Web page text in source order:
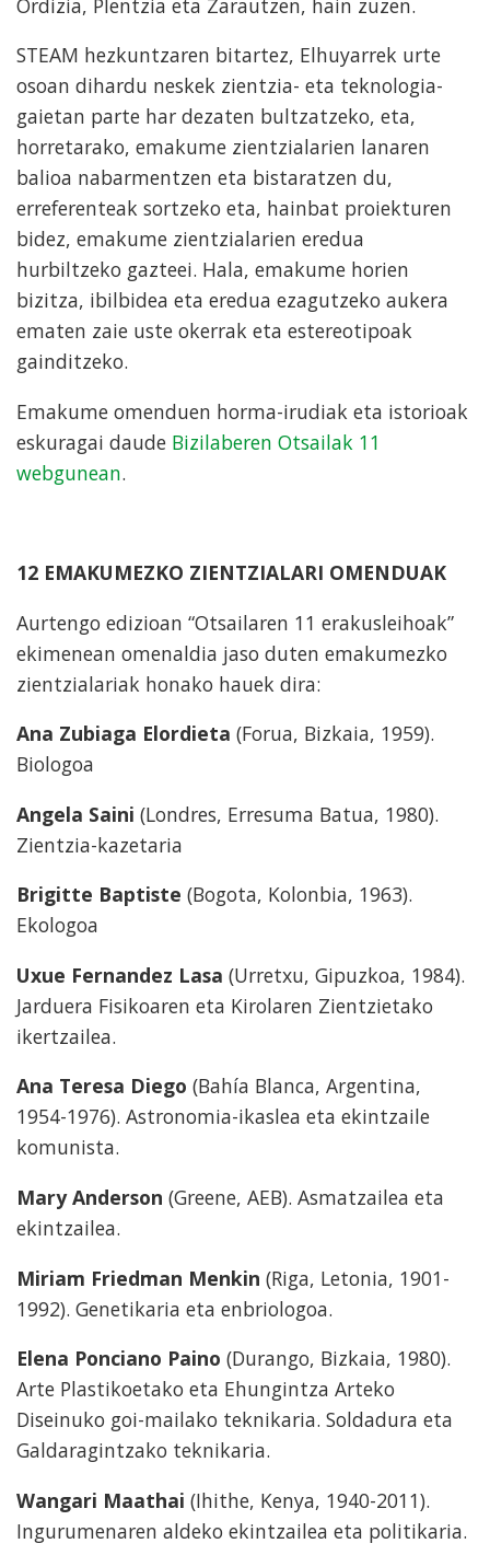
STEAM hezkuntzaren bitartez, Elhuyarrek urte
osoan dihardu neskek zientzia- eta teknologia-
gaietan parte har dezaten bultzatzeko, eta,
horretarako, emakume zientzialarien lanaren
balioa nabarmentzen eta bistaratzen du,
erreferenteak sortzeko eta, hainbat proiekturen
bidez, emakume zientzialarien eredua
hurbiltzeko gazteei. Hala, emakume horien
bizitza, ibilbidea eta eredua ezagutzeko aukera
ematen zaie uste okerrak eta estereotipoak
gainditzeko.
Emakume omenduen horma-irudiak eta istorioak
eskuragai daude Bizilaberen Otsailak 11
webgunean.
12 EMAKUMEZKO ZIENTZIALARI OMENDUAK
Aurtengo edizioan “Otsailaren 11 erakusleihoak”
ekimenean omenaldia jaso duten emakumezko
zientzialariak honako hauek dira:
Ana Zubiaga Elordieta (Forua, Bizkaia, 1959).
Biologoa
Angela Saini (Londres, Erresuma Batua, 1980).
Zientzia-kazetaria
Brigitte Baptiste (Bogota, Kolonbia, 1963).
Ekologoa
Uxue Fernandez Lasa (Urretxu, Gipuzkoa, 1984).
Jarduera Fisikoaren eta Kirolaren Zientzietako
ikertzailea.
Ana Teresa Diego (Bahía Blanca, Argentina,
1954-1976). Astronomia-ikaslea eta ekintzaile
komunista.
Mary Anderson (Greene, AEB). Asmatzailea eta
ekintzailea.
Miriam Friedman Menkin (Riga, Letonia, 1901-
1992). Genetikaria eta enbriologoa.
Elena Ponciano Paino (Durango, Bizkaia, 1980).
Arte Plastikoetako eta Ehungintza Arteko
Diseinuko goi-mailako teknikaria. Soldadura eta
Galdaragintzako teknikaria.
Wangari Maathai (Ihithe, Kenya, 1940-2011).
Ingurumenaren aldeko ekintzailea eta politikaria.